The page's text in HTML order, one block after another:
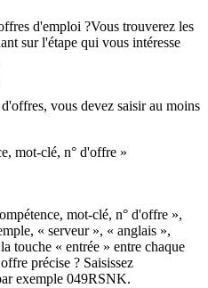
d'emploi ?Vous trouverez les
sur l'étape qui vous intéresse
vous devez saisir au moins
mot-clé, n° d'offre »
mot-clé, n° d'offre »,
« serveur », « anglais »,
touche « entrée » entre chaque
précise ? Saisissez
exemple 049RSNK.